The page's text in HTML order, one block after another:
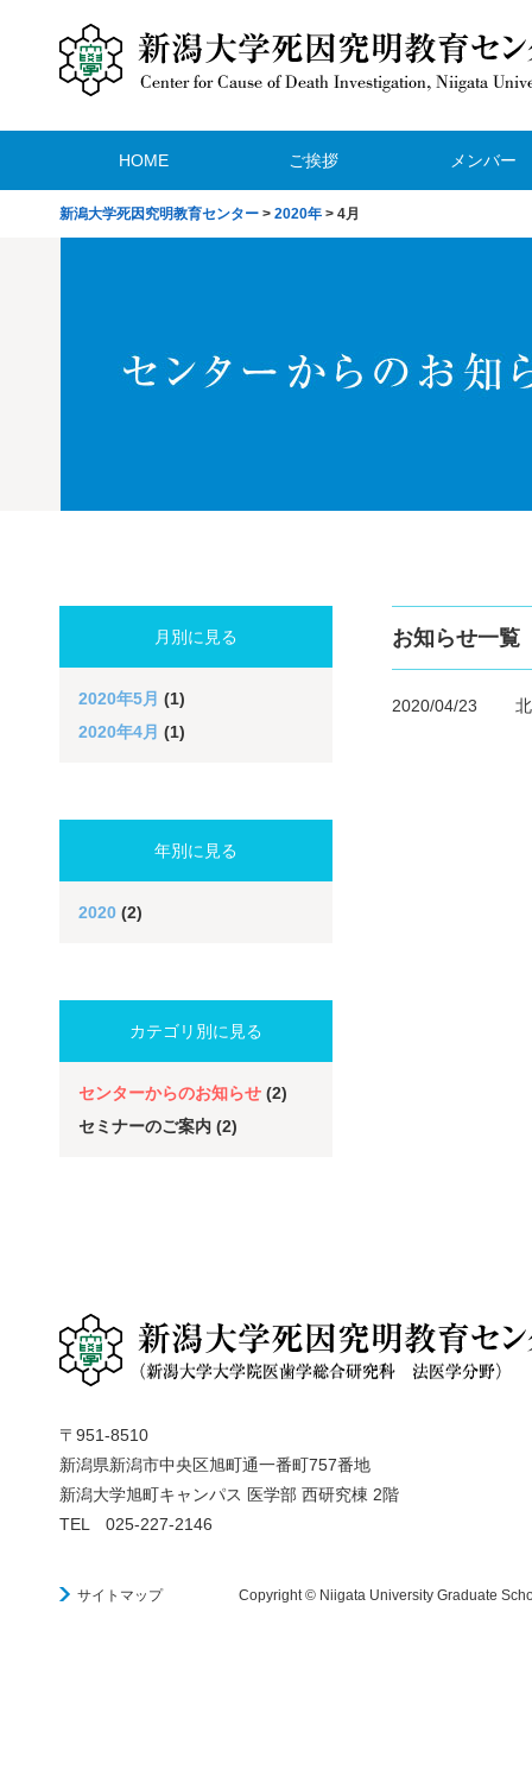
HOME ご挨拶 メンバー
新潟大学死因究明教育センター > 2020年 > 4月
月別に見る
2020年5月 (1)
2020年4月 (1)
年別に見る
2020 (2)
カテゴリ別に見る
センターからのお知らせ (2)
セミナーのご案内 (2)
お知らせ一覧
2020/04/23
〒951-8510
新潟県新潟市中央区旭町通一番町757番地
新潟大学旭町キャンパス 医学部 西研究棟 2階
TEL 025-227-2146
サイトマップ Copyright © Niigata University Graduate